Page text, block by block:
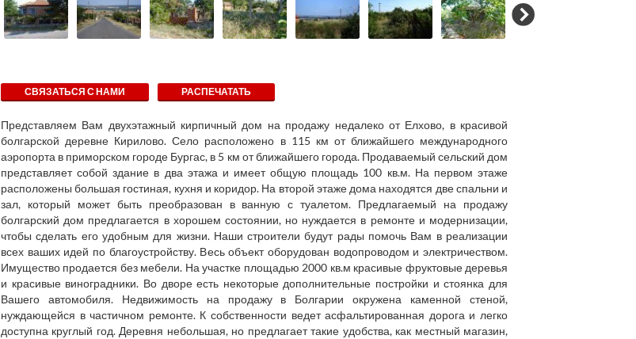
СВЯЗАТЬСЯ С НАМИ РАСПЕЧАТАТЬ
Представляем Вам двухэтажный кирпичный дом на продажу недалеко от Елхово, в красивой
болгарской деревне Кирилово. Село расположено в 115 км от ближайшего международного
аэропорта в приморском городе Бургас, в 5 км от ближайшего города. Продаваемый сельский дом
представляет собой здание в два этажа и имеет общую площадь 100 кв.м. На первом этаже
расположены большая гостиная, кухня и коридор. На второй этаже дома находятся две спальни и
зал, который может быть преобразован в ванную с туалетом. Предлагаемый на продажу
болгарский дом предлагается в хорошем состоянии, но нуждается в ремонте и модернизации,
чтобы сделать его удобным для жизни. Наши строители будут рады помочь Вам в реализации
всех ваших идей по благоустройству. Весь объект оборудован водопроводом и электричеством.
Имущество продается без мебели. На участке площадью 2000 кв.м красивые фруктовые деревья
и красивые виноградники. Во дворе есть некоторые дополнительные постройки и стоянка для
Вашего автомобиля. Недвижимость на продажу в Болгарии окружена каменной стеной,
нуждающейся в частичном ремонте. К собственности ведет асфальтированная дорога и легко
доступна круглый год. Деревня небольшая, но предлагает такие удобства, как местный магазин,